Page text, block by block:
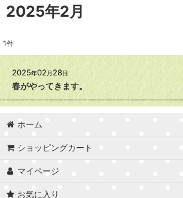
2025年2月
1件
2025年02月28日
春がやってきます。
ホーム
ショッピングカート
マイページ
お気に入り